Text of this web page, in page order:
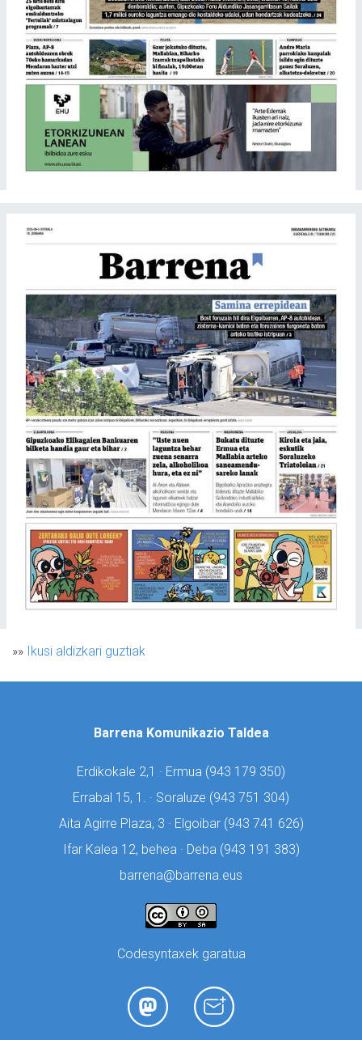
»» Ikusi aldizkari guztiak
Barrena Komunikazio Taldea
Erdikokale 2,1 · Ermua (943 179 350)
Errabal 15, 1. · Soraluze (943 751 304)
Aita Agirre Plaza, 3 · Elgoibar (943 741 626)
Ifar Kalea 12, behea · Deba (943 191 383)
barrena@barrena.eus
Codesyntaxek garatua